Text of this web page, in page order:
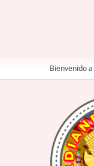
Bienvenido a